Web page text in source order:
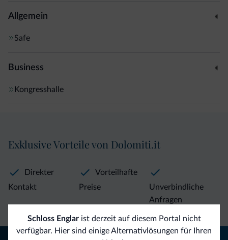
Allgemein
Safe
Business
Kongresshalle
Schloss Englarist derzeit auf diesem Portal nicht
verfügbar. Hier sind einige Alternativlösungen für Ihren
Exklusive Vorteile von Dolomiti.it
Direkter
Kontakt
Vorteilhafte
Preise
Unverbindliche
Anfragen